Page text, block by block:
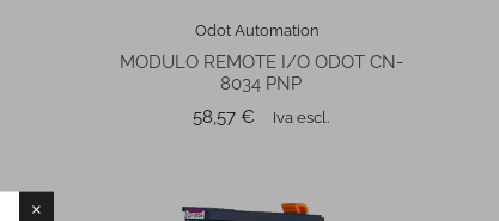
×
Odot Automation
MODULO REMOTE I/O ODOT CN-
8034 PNP
Prezzo
58,57 € Iva escl.